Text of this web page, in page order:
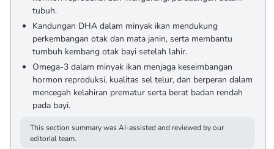
tubuh.
Kandungan DHA dalam minyak ikan mendukung
perkembangan otak dan mata janin, serta membantu
tumbuh kembang otak bayi setelah lahir.
Omega-3 dalam minyak ikan menjaga keseimbangan
hormon reproduksi, kualitas sel telur, dan berperan dalam
mencegah kelahiran prematur serta berat badan rendah
pada bayi.
This section summary was AI-assisted and reviewed by our
editorial team.